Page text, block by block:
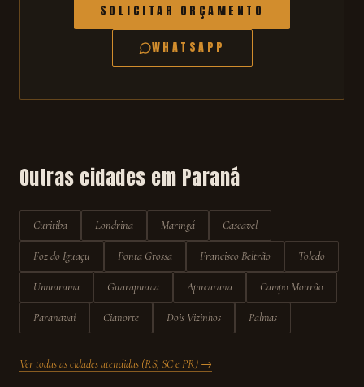
SOLICITAR ORÇAMENTO
WHATSAPP
Outras cidades em Paraná
Curitiba Londrina Maringá Cascavel
Foz do Iguaçu Ponta Grossa Francisco Beltrão Toledo
Umuarama Guarapuava Apucarana Campo Mourão
Paranavaí Cianorte Dois Vizinhos Palmas
Ver todas as cidades atendidas (RS, SC e PR) →